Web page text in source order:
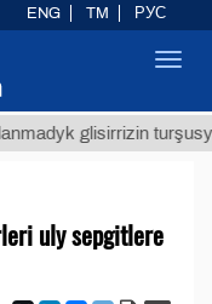
turşusy (t.)
uly sepgitlere
ENG TM РУС